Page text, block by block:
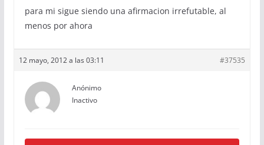
para mi sigue siendo una afirmacion irrefutable, al
menos por ahora
12 mayo, 2012 a las 03:11 #37535
Anónimo
Inactivo